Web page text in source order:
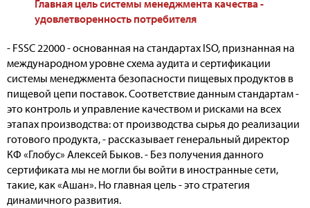
Главная цель системы менеджмента качества -
удовлетворенность потребителя
- FSSC 22000 - основанная на стандартах ISO, признанная на
международном уровне схема аудита и сертификации
системы менеджмента безопасности пищевых продуктов в
пищевой цепи поставок. Соответствие данным стандартам -
это контроль и управление качеством и рисками на всех
этапах производства: от производства сырья до реализации
готового продукта, - рассказывает генеральный директор
КФ «Глобус» Алексей Быков. - Без получения данного
сертификата мы не могли бы войти в иностранные сети,
такие, как «Ашан». Но главная цель - это стратегия
динамичного развития.